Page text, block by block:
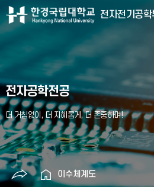
전자전기공학
전자공학전공
이수체계도